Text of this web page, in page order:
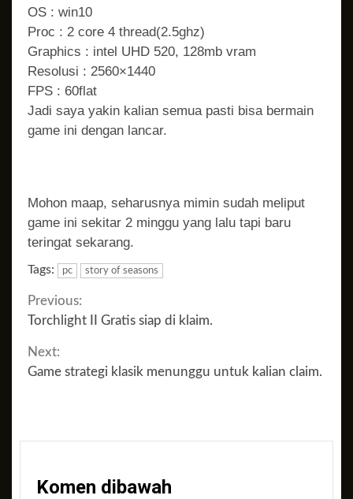
OS : win10
Proc : 2 core 4 thread(2.5ghz)
Graphics : intel UHD 520, 128mb vram
Resolusi : 2560×1440
FPS : 60flat
Jadi saya yakin kalian semua pasti bisa bermain
game ini dengan lancar.
Mohon maap, seharusnya mimin sudah meliput
game ini sekitar 2 minggu yang lalu tapi baru
teringat sekarang.
Tags: pc story of seasons
Continue
Reading
Previous:
Torchlight II Gratis siap di klaim.
Next:
Game strategi klasik menunggu untuk kalian claim.
Komen dibawah